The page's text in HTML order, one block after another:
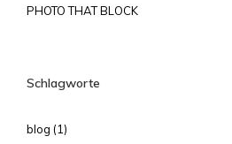
PHOTO THAT BLOCK
Schlagworte
blog (1)